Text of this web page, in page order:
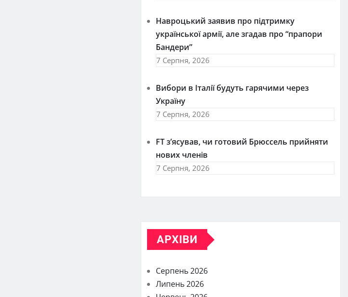
Навроцький заявив про підтримку
української армії, але згадав про “прапори
Бандери”
7 Серпня, 2026
Вибори в Італії будуть гарячими через
Україну
7 Серпня, 2026
FT зʼясував, чи готовий Брюссель прийняти
нових членів
7 Серпня, 2026
АРХІВИ
Серпень 2026
Липень 2026